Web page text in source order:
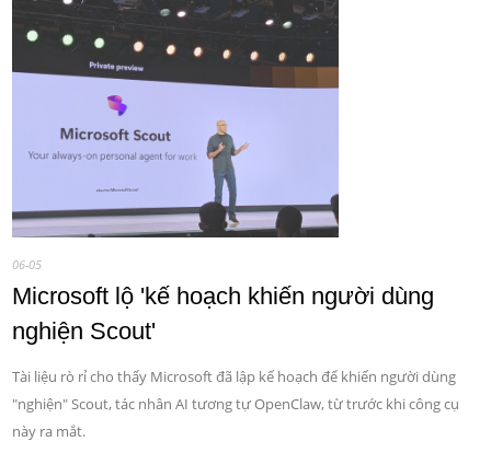
06-05
Microsoft lộ 'kế hoạch khiến người dùng
nghiện Scout'
Tài liệu rò rỉ cho thấy Microsoft đã lập kế hoạch để khiến người dùng
"nghiện" Scout, tác nhân AI tương tự OpenClaw, từ trước khi công cụ
này ra mắt.